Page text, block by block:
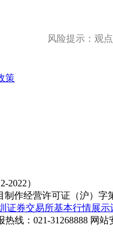
风险提示：观
策
2022）
制作经营许可证（沪）字
证券交易所基本行情展示
线：021-31268888 网站